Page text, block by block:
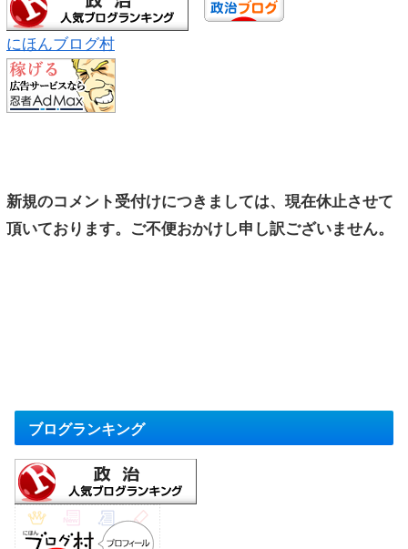
にほんブログ村
新規のコメント受付けにつきましては、現在休止させて
頂いております。ご不便おかけし申し訳ございません。
ブログランキング